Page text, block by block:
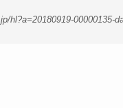
hl?a=20180919-00000135-